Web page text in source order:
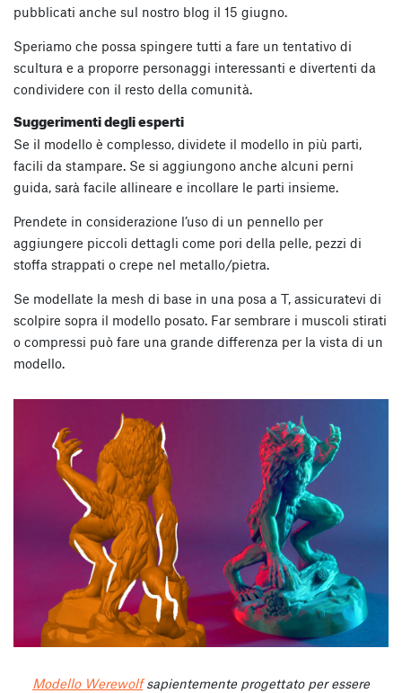
pubblicati anche sul nostro blog il 15 giugno.
Speriamo che possa spingere tutti a fare un tentativo di
scultura e a proporre personaggi interessanti e divertenti da
condividere con il resto della comunità.
Suggerimenti degli esperti
Se il modello è complesso, dividete il modello in più parti,
facili da stampare. Se si aggiungono anche alcuni perni
guida, sarà facile allineare e incollare le parti insieme.
Prendete in considerazione l’uso di un pennello per
aggiungere piccoli dettagli come pori della pelle, pezzi di
stoffa strappati o crepe nel metallo/pietra.
Se modellate la mesh di base in una posa a T, assicuratevi di
scolpire sopra il modello posato. Far sembrare i muscoli stirati
o compressi può fare una grande differenza per la vista di un
modello.
Modello Werewolfsapientemente progettato per essere